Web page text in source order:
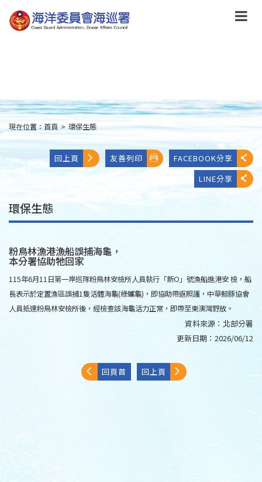
到
主
:::
現在位置：首頁 > 環保生態
回上頁 友善列印
FACEBOOK分享
LINE分享
環保生態
粉鳥林漁港漁船誤捕海龜，
本分署協助牠回家
115年6月11日第一岸巡隊粉鳥林安檢所人員執行「新O」號漁船進港安 檢，船
長表示於定置漁區誤捕1隻活體海龜(綠蠵龜)，即協助帶返照護，中華鯨豚協會
人員抵達粉鳥林安檢所後，經檢查該海龜活力正常，即帶至東澳灣野放。
資料來源： 北部分署
更新日期： 2026/06/12
回頁首 回上頁